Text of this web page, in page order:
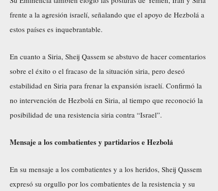
frente a la agresión israelí, señalando que el apoyo de Hezbolá a
estos países es inquebrantable.
En cuanto a Siria, Sheij Qassem se abstuvo de hacer comentarios
sobre el éxito o el fracaso de la situación siria, pero deseó
estabilidad en Siria para frenar la expansión israelí. Confirmó la
no intervención de Hezbolá en Siria, al tiempo que reconoció la
posibilidad de una resistencia siria contra “Israel”.
Mensaje a los combatientes y partidarios e Hezbolá
En su mensaje a los combatientes y a los heridos, Sheij Qassem
expresó su orgullo por los combatientes de la resistencia y su